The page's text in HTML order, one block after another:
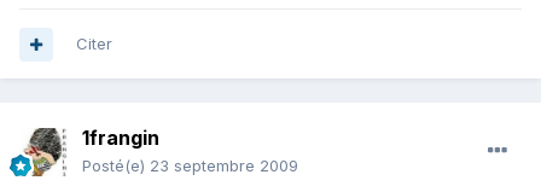
Citer
1frangin
Posté(e) 23 septembre 2009